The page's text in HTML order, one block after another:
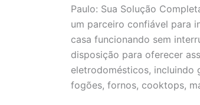
Paulo: Sua Solução
um parceiro confiável para
casa funcionando sem
disposição para oferecer
eletrodomésticos, incluindo
fogões, fornos, cooktops,